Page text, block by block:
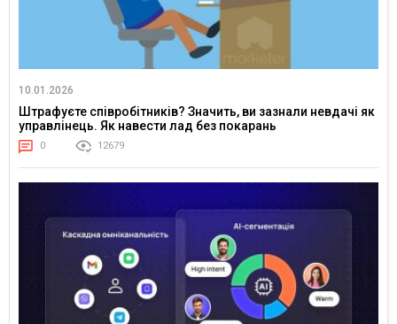
10.01.2026
Штрафуєте співробітників? Значить, ви зазнали невдачі як
управлінець. Як навести лад без покарань
0 12679